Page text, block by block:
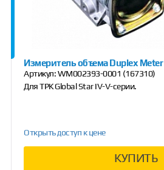
Измеритель объема Duplex Meter
Артикул:WM002393-0001 (167310)
Для ТРК Global Star IV-V-серии.
Открыть доступ к цене
КУПИТЬ